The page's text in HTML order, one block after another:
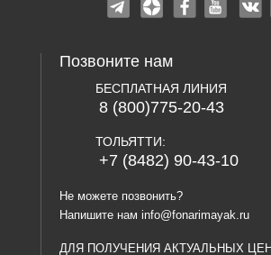
Позвоните нам
БЕСПЛАТНАЯ ЛИНИЯ
8 (800)775-20-43
ТОЛЬЯТТИ:
+7 (8482) 90-43-10
Не можете позвонить?
Напишите нам info@fonarimayak.ru
ДЛЯ ПОЛУЧЕНИЯ АКТУАЛЬНЫХ